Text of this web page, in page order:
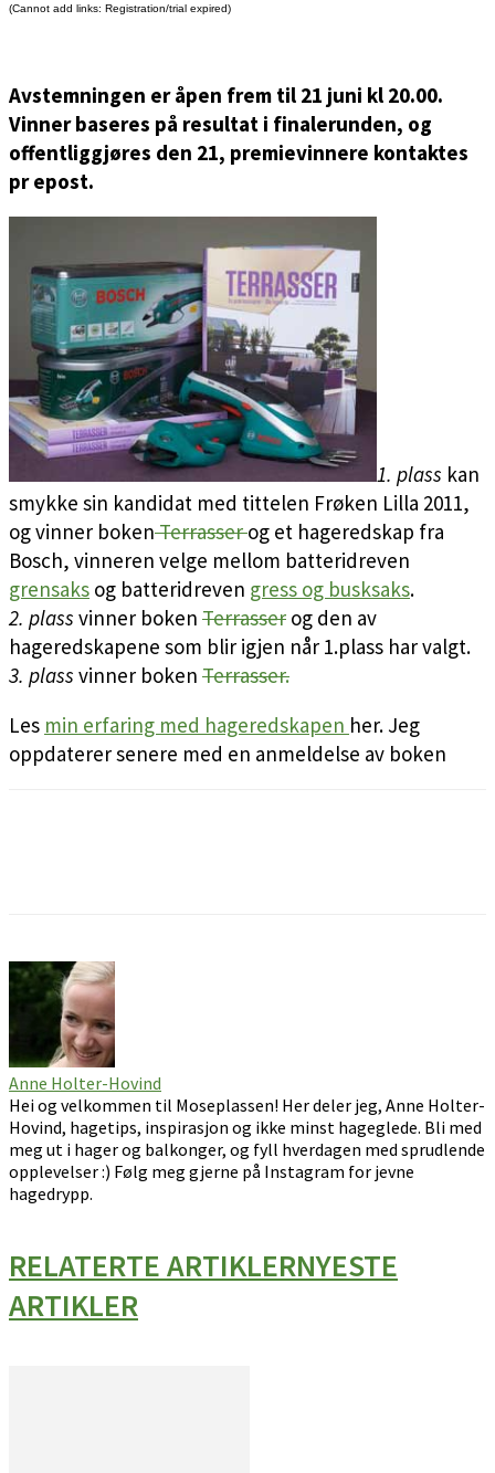
(Cannot add links: Registration/trial expired)
Avstemningen er åpen frem til 21 juni kl 20.00.
Vinner baseres på resultat i finalerunden, og
offentliggjøres den 21, premievinnere kontaktes
pr epost.
1. plass kan
smykke sin kandidat med tittelen Frøken Lilla 2011,
og vinner bokenTerrasserog et hageredskap fra
Bosch, vinneren velge mellom batteridreven
grensaks og batteridreven gress og busksaks.
2. plass vinner boken Terrasser og den av
hageredskapene som blir igjen når 1.plass har valgt.
3. plass vinner boken Terrasser.
Les min erfaring med hageredskapen her. Jeg
oppdaterer senere med en anmeldelse av boken
Anne Holter-Hovind
Hei og velkommen til Moseplassen! Her deler jeg, Anne Holter-
Hovind, hagetips, inspirasjon og ikke minst hageglede. Bli med
meg ut i hager og balkonger, og fyll hverdagen med sprudlende
opplevelser :) Følg meg gjerne på Instagram for jevne
hagedrypp.
RELATERTE ARTIKLERNYESTE
ARTIKLER